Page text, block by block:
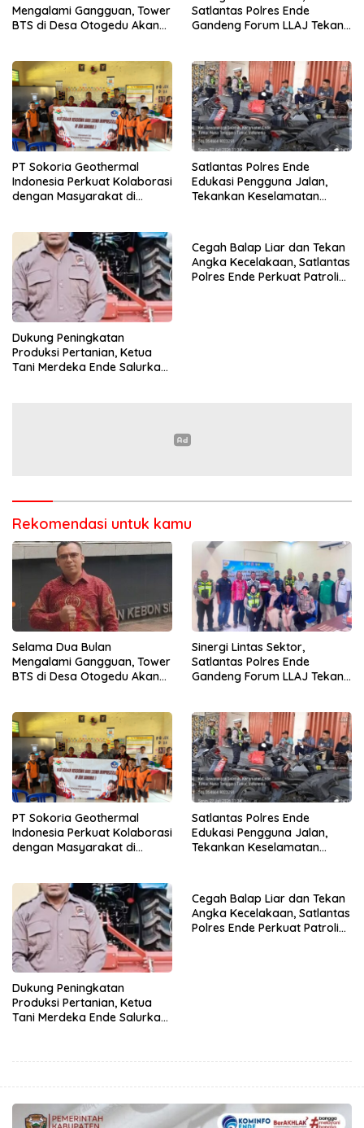
Mengalami Gangguan, Tower
BTS di Desa Otogedu Akan
Satlantas Polres Ende
Gandeng Forum LLAJ Tekan
PT Sokoria Geothermal
Indonesia Perkuat Kolaborasi
dengan Masyarakat di
Satlantas Polres Ende
Edukasi Pengguna Jalan,
Tekankan Keselamatan
Dukung Peningkatan
Produksi Pertanian, Ketua
Tani Merdeka Ende Salurkan
Cegah Balap Liar dan Tekan
Angka Kecelakaan, Satlantas
Polres Ende Perkuat Patroli
Rekomendasi untuk kamu
Selama Dua Bulan
Mengalami Gangguan, Tower
BTS di Desa Otogedu Akan
Sinergi Lintas Sektor,
Satlantas Polres Ende
Gandeng Forum LLAJ Tekan
PT Sokoria Geothermal
Indonesia Perkuat Kolaborasi
dengan Masyarakat di
Satlantas Polres Ende
Edukasi Pengguna Jalan,
Tekankan Keselamatan
Dukung Peningkatan
Produksi Pertanian, Ketua
Tani Merdeka Ende Salurkan
Cegah Balap Liar dan Tekan
Angka Kecelakaan, Satlantas
Polres Ende Perkuat Patroli